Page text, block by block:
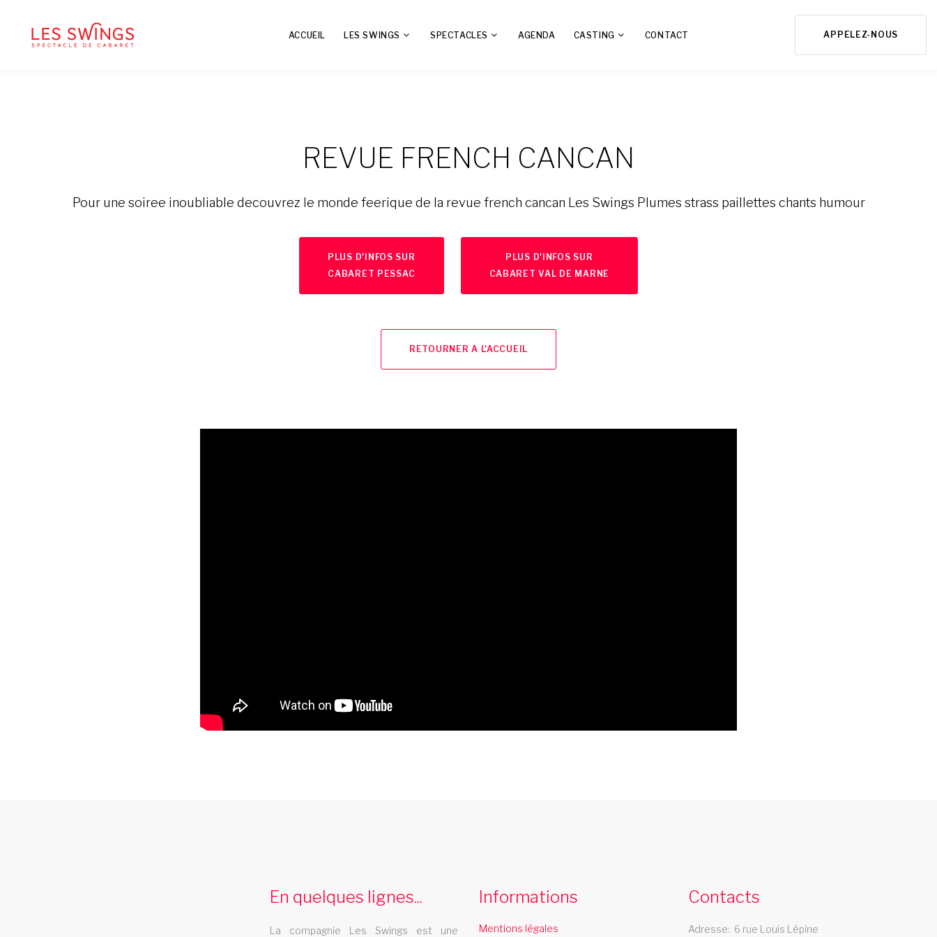
APPELEZ-NOUS
ACCUEIL LES SWINGS SPECTACLES AGENDA CASTING CONTACT
REVUE FRENCH CANCAN
Pour une soiree inoubliable decouvrez le monde feerique de la revue french cancan Les Swings Plumes strass paillettes chants humour
PLUS D'INFOS SUR
CABARET PESSAC
PLUS D'INFOS SUR
CABARET VAL DE MARNE
RETOURNER A L'ACCUEIL
troupe cabaret midi pyrenees
spectacle cabaret poitou
charente
cabaret yonne
En quelques lignes...
La compagnie Les Swings est une
Informations
Mentions légales
Contacts
Adresse 6 rue Louis Lépine